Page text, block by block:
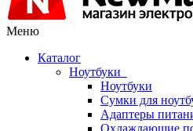
Меню
Каталог
Ноутбуки
Ноутбуки
Сумки для
Адаптеры
Охлаждающие